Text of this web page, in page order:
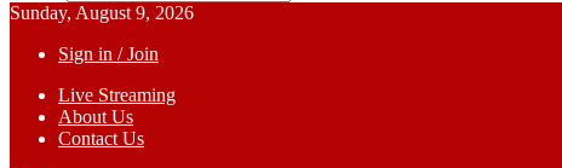
Sunday, August 9, 2026
Sign in / Join
Live Streaming
About Us
Contact Us